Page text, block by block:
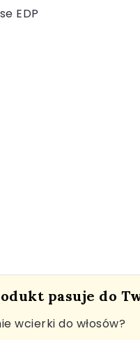
EDP
pasuje do
wcierki do włosów?